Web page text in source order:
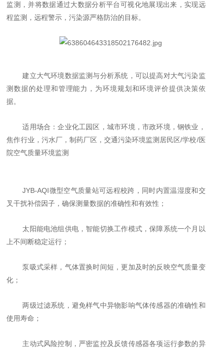
监测，并将数据通过大数据分析平台可视化地展现出来，实现远
程监测，远程警示，污染源严格防治的目标。
建立大气环境数据监测与分析系统，可以提高对大气污染监
测数据的处理和管理能力，为环境规划和环境评价提供决策依
据。
适用场合：企业化工园区，城市环境，市政环境，钢铁业，
焦作行业，污水厂，制药厂区，交通污染环境监测居民区/学校/医
院空气质量环境监测
JYB-AQI微型空气质量站可远程校跨，同时内置温湿度和交
叉干扰补偿因子，确保测量数据的准确性和有效性；
太阳能电池组供电，智能切换工作模式，保障系统一个月以
上不间断稳定运行；
泵吸式采样，气体置换时间短，更加及时的反映空气质量变
化；
两级过滤系统，避免样气中异物影响气体传感器的准确性和
使用寿命；
主动式风险控制，严密监控及反馈传感器各项运行参数的异